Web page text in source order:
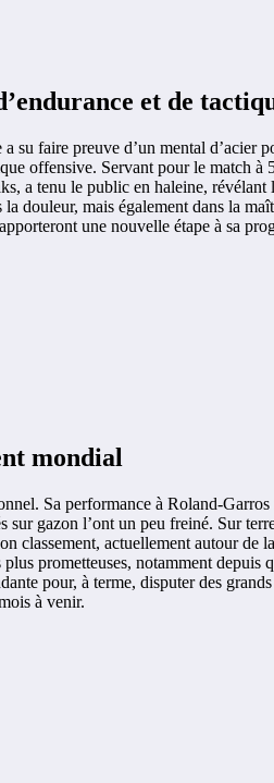
et de
su faire preuve d’un mental d’acier
offensive. Servant pour le match à
a tenu le public en haleine,
douleur, mais également dans la
une nouvelle étape à sa
mondial
Sa performance à Roland-
gazon l’ont un peu freiné. Sur
classement, actuellement autour de
prometteuses, notamment
pour, à terme, disputer des
à venir.